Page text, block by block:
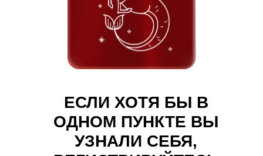
ЕСЛИ ХОТЯ БЫ В
ОДНОМ ПУНКТЕ ВЫ
УЗНАЛИ СЕБЯ,